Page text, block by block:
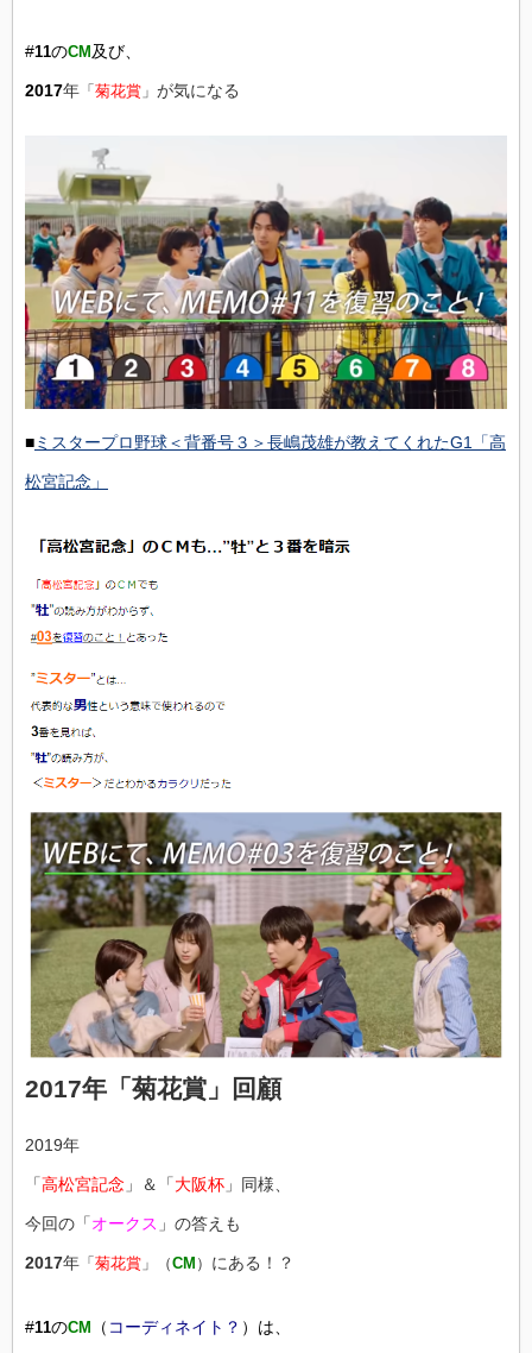
#11のCM 及び、
2017年 「 菊花賞 」 が気になる
■ミスタープロ野球＜背番号３＞長嶋茂雄が教えてくれたG1「高
松宮記念」
2017年「菊花賞」回顧
2019年
「高松宮記念 」＆「大阪杯 」同様、
今回の「オークス 」の答えも
2017年 「 菊花賞 」（CM ） にある！？
#11のCM （ コーディネイト？ ）は、